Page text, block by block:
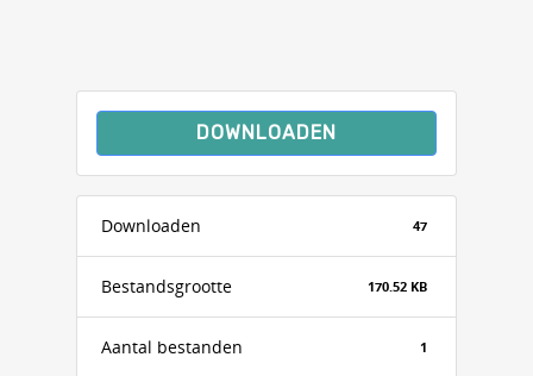
DOWNLOADEN
Downloaden 47
Bestandsgrootte 170.52 KB
Aantal bestanden 1